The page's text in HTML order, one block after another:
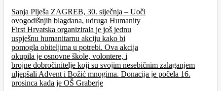
Sanja Plješa ZAGREB, 30. siječnja – Uoči
ovogodišnjih blagdana, udruga Humanity
First Hrvatska organizirala je još jednu
uspješnu humanitarnu akciju kako bi
pomogla obiteljima u potrebi. Ova akcija
okupila je osnovne škole, volontere, i
brojne dobročinitelje koji su svojim nesebičnim zalaganjem
uljepšali Advent i Božić mnogima. Donacija je počela 16.
prosinca kada je OŠ Graberje